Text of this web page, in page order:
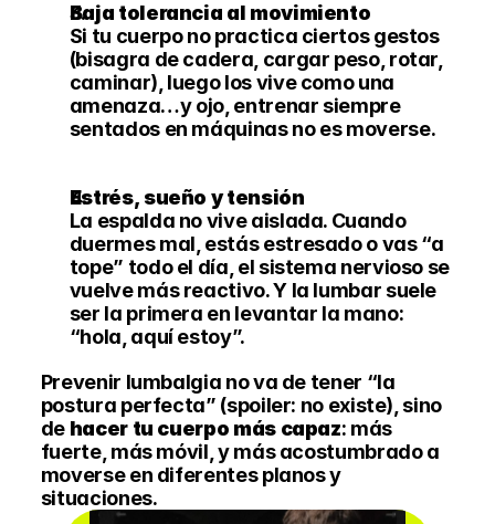
Baja tolerancia al movimiento
Si tu cuerpo no practica ciertos gestos
(bisagra de cadera, cargar peso, rotar,
caminar), luego los vive como una
amenaza…y ojo, entrenar siempre
sentados en máquinas no es moverse.
Estrés, sueño y tensión
La espalda no vive aislada. Cuando
duermes mal, estás estresado o vas “a
tope” todo el día, el sistema nervioso se
vuelve más reactivo. Y la lumbar suele
ser la primera en levantar la mano:
“hola, aquí estoy”.
Prevenir lumbalgia no va de tener “la
postura perfecta” (spoiler: no existe), sino
de hacer tu cuerpo más capaz: más
fuerte, más móvil, y más acostumbrado a
moverse en diferentes planos y
situaciones.